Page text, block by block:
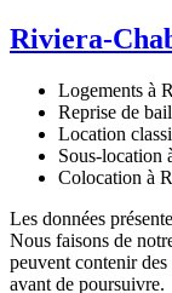
Riviera-
Logements à
Reprise de
Location
Sous-location
Colocation à
Les données
Nous faisons de
peuvent contenir
avant de poursuivre.